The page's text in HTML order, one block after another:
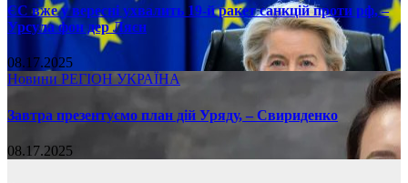
ЄС вже у вересні ухвалить 19-й ракет санкцій проти рф, –
Урсула фон дер Ляєн
08.17.2025
Новини РЕГІОН УКРАЇНА
Завтра презентуємо план дій Уряду, – Свириденко
08.17.2025